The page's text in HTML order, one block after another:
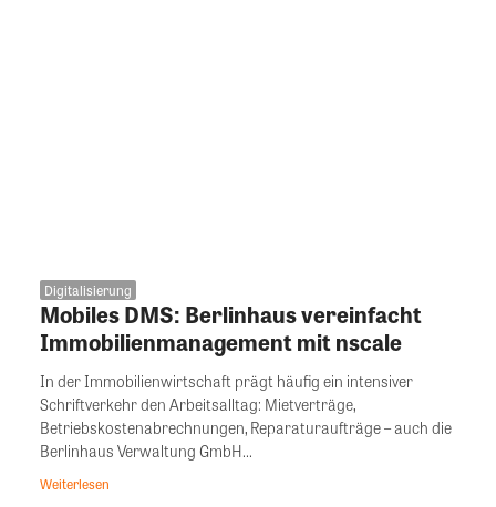
Digitalisierung
Mobiles DMS: Berlinhaus vereinfacht
Immobilienmanagement mit nscale
In der Immobilienwirtschaft prägt häufig ein intensiver
Schriftverkehr den Arbeitsalltag: Mietverträge,
Betriebskostenabrechnungen, Reparaturaufträge – auch die
Berlinhaus Verwaltung GmbH...
Weiterlesen